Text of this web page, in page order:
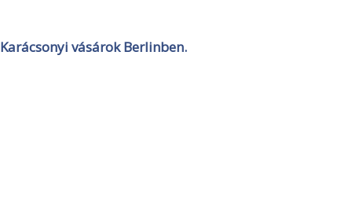
Karácsonyi vásárok Berlinben.